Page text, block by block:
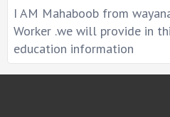
I AM Mahaboob from
Worker .we will provide in
education information